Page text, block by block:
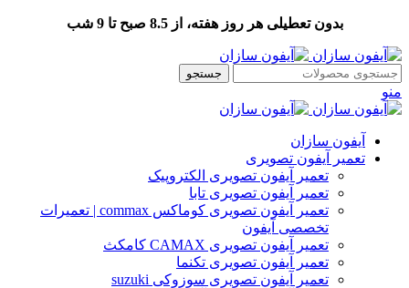
بدون تعطیلی هر روز هفته، از 8.5 صبح تا 9 شب
جستجو
منو
آیفون سازان
تعمیر آیفون تصویری
تعمیر آیفون تصویری الکتروپیک
تعمیر آیفون تصویری تابا
تعمیر آیفون تصویری کوماکس commax | تعمیرات
تخصصی آیفون
تعمیر آیفون تصویری CAMAX کامکث
تعمیر آیفون تصویری تکنما
تعمیر آیفون تصویری سوزوکی suzuki